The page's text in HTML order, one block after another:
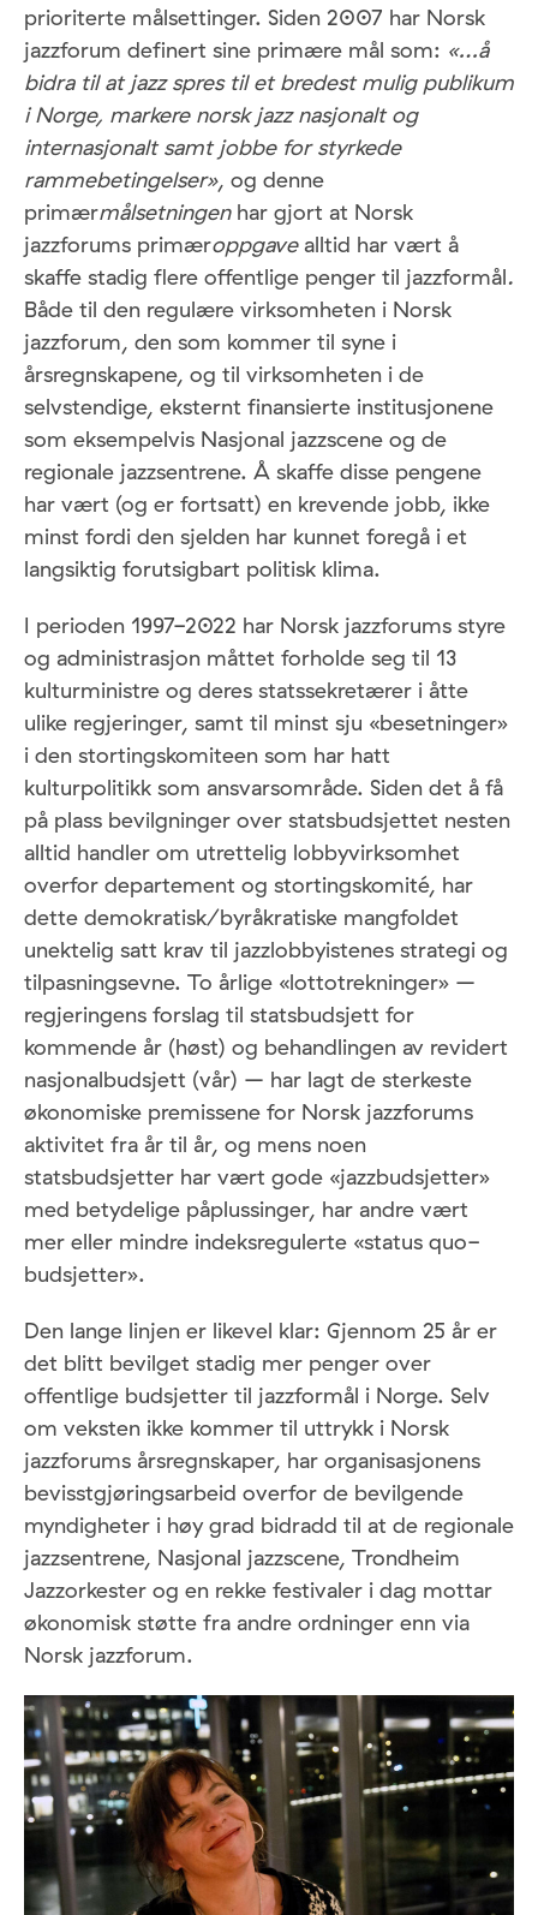
prioriterte målsettinger. Siden 2007 har Norsk
jazzforum definert sine primære mål som: «…å
bidra til at jazz spres til et bredest mulig publikum
i Norge, markere norsk jazz nasjonalt og
internasjonalt samt jobbe for styrkede
rammebetingelser», og denne
primærmålsetningenhar gjort at Norsk
jazzforums primæroppgavealltid har vært å
skaffe stadig flere offentlige penger til jazzformål.
Både til den regulære virksomheten i Norsk
jazzforum, den som kommer til syne i
årsregnskapene, og til virksomheten i de
selvstendige, eksternt finansierte institusjonene
som eksempelvis Nasjonal jazzscene og de
regionale jazzsentrene. Å skaffe disse pengene
har vært (og er fortsatt) en krevende jobb, ikke
minst fordi den sjelden har kunnet foregå i et
langsiktig forutsigbart politisk klima.
I perioden 1997-2022 har Norsk jazzforums styre
og administrasjon måttet forholde seg til 13
kulturministre og deres statssekretærer i åtte
ulike regjeringer, samt til minst sju «besetninger»
i den stortingskomiteen som har hatt
kulturpolitikk som ansvarsområde. Siden det å få
på plass bevilgninger over statsbudsjettet nesten
alltid handler om utrettelig lobbyvirksomhet
overfor departement og stortingskomité, har
dette demokratisk/byråkratiske mangfoldet
unektelig satt krav til jazzlobbyistenes strategi og
tilpasningsevne. To årlige «lottotrekninger» –
regjeringens forslag til statsbudsjett for
kommende år (høst) og behandlingen av revidert
nasjonalbudsjett (vår) – har lagt de sterkeste
økonomiske premissene for Norsk jazzforums
aktivitet fra år til år, og mens noen
statsbudsjetter har vært gode «jazzbudsjetter»
med betydelige påplussinger, har andre vært
mer eller mindre indeksregulerte «status quo-
budsjetter».
Den lange linjen er likevel klar: Gjennom 25 år er
det blitt bevilget stadig mer penger over
offentlige budsjetter til jazzformål i Norge. Selv
om veksten ikke kommer til uttrykk i Norsk
jazzforums årsregnskaper, har organisasjonens
bevisstgjøringsarbeid overfor de bevilgende
myndigheter i høy grad bidradd til at de regionale
jazzsentrene, Nasjonal jazzscene, Trondheim
Jazzorkester og en rekke festivaler i dag mottar
økonomisk støtte fra andre ordninger enn via
Norsk jazzforum.